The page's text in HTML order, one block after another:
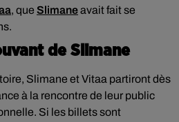
, que Slimaneavait fait se
de Slimane
Slimane etVitaa partiront dès
à la rencontre de leur public
Si les billets sont